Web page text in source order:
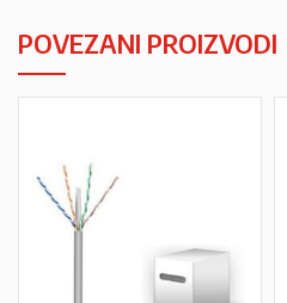
POVEZANI PROIZVODI